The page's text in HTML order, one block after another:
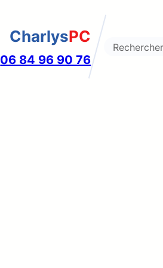
CharlysPC
06 84 96 90 76
Search